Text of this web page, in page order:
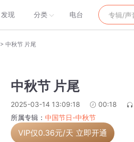
发现 分类 电台
> 中秋节 片尾
中秋节 片尾
2025-03-14 13:09:18 00:18
所属专辑： 中国节日-中秋节
VIP仅0.36元/天 立即开通